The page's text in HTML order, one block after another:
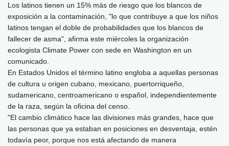
Los latinos tienen un 15% más de riesgo que los blancos de
exposición a la contaminación, "lo que contribuye a que los niños
latinos tengan el doble de probabilidades que los blancos de
fallecer de asma", afirma este miércoles la organización
ecologista Climate Power con sede en Washington en un
comunicado.
En Estados Unidos el término latino engloba a aquellas personas
de cultura u origen cubano, mexicano, puertorriqueño,
sudamericano, centroamericano o español, independientemente
de la raza, según la oficina del censo.
"El cambio climático hace las divisiones más grandes, hace que
las personas que ya estaban en posiciones en desventaja, estén
todavía peor, porque nos está afectando de manera